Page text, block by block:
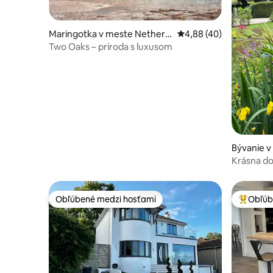
Maringotka v meste Nethert
on
Priemerné
4,88 (40)
Two Oaks – príroda s luxusom
Bývanie
Krásna
Obľúbené medzi hosťami
Obľúbené medzi hosťami